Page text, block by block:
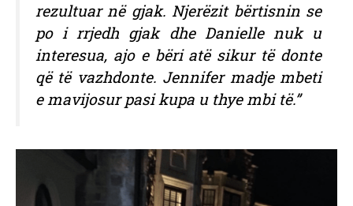
rezultuar në gjak. Njerëzit bërtisnin se
po i rrjedh gjak dhe Danielle nuk u
interesua, ajo e bëri atë sikur të donte
që të vazhdonte. Jennifer madje mbeti
e mavijosur pasi kupa u thye mbi të.”